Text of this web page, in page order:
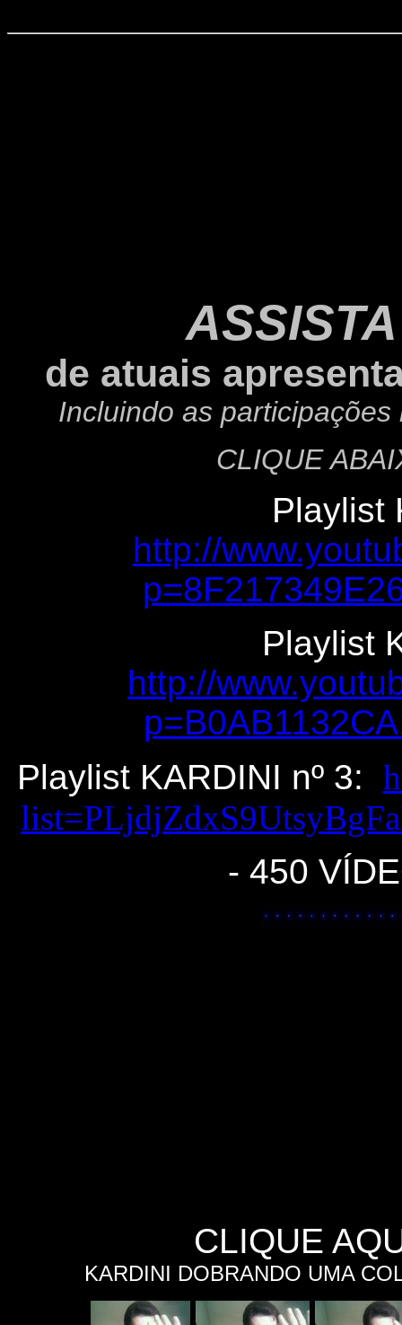
de atuais
Incluindo as
CLIQUE
Playlist
http://
Playlist
http://
Playlist KARDINI nº 3:
- 450
CLIQUE
KARDINI DOBRANDO UMA